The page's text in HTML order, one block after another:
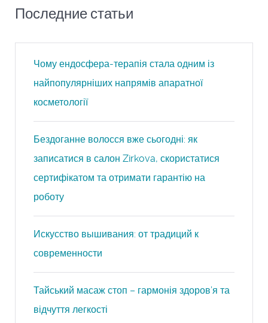
Последние статьи
Чому ендосфера-терапія стала одним із
найпопулярніших напрямів апаратної
косметології
Бездоганне волосся вже сьогодні: як
записатися в салон Zirkova, скористатися
сертифікатом та отримати гарантію на
роботу
Искусство вышивания: от традиций к
современности
Тайський масаж стоп – гармонія здоров’я та
відчуття легкості